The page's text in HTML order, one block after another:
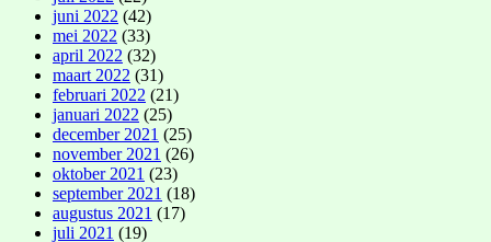
juni 2022 (42)
mei 2022 (33)
april 2022 (32)
maart 2022 (31)
februari 2022 (21)
januari 2022 (25)
december 2021 (25)
november 2021 (26)
oktober 2021 (23)
september 2021 (18)
augustus 2021 (17)
juli 2021 (19)